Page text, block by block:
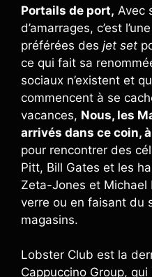
Portails de port, Avec
d’amarrages, c’est
préférées des jet set
ce qui fait sa
sociaux n’existent et
commencent à se
vacances, Nous, les
arrivés dans ce coin,
pour rencontrer des
Pitt, Bill Gates et les
Zeta-Jones et Michael
verre ou en faisant du
magasins.
Lobster Club est la
Cappuccino Group,